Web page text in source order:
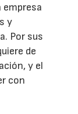
empresa
y
Por sus
de
y el
con